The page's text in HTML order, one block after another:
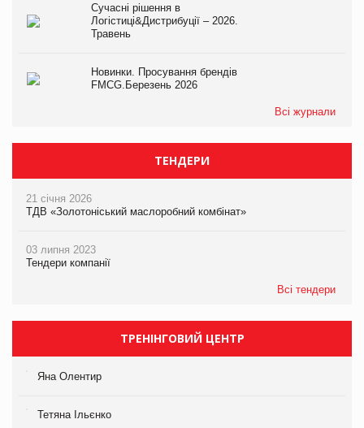
Сучасні рішення в
Логістиці&Дистрибуції – 2026.
Травень
Новинки. Просування брендів
FMCG.Березень 2026
Всі журнали
ТЕНДЕРИ
21 січня 2026
ТДВ «Золотоніський маслоробний комбінат»
03 липня 2023
Тендери компанії
Всі тендери
ТРЕНІНГОВИЙ ЦЕНТР
Яна Олентир
Тетяна Ільєнко